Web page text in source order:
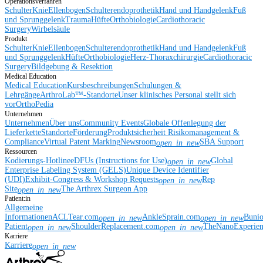
Operationsverfahren
SchulterKnieEllenbogenSchulterendoprothetikHand und HandgelenkFuß
und SprunggelenkTraumaHüfteOrthobiologieCardiothoracic
SurgeryWirbelsäule
Produkt
SchulterKnieEllenbogenSchulterendoprothetikHand und HandgelenkFuß
und SprunggelenkHüfteOrthobiologieHerz-ThoraxchirurgieCardiothoracic
SurgeryBildgebung & Resektion
Medical Education
Medical EducationKursbeschreibungenSchulungen &
LehrgängeArthroLab™-StandorteUnser klinisches Personal stellt sich
vorOrthoPedia
Unternehmen
UnternehmenÜber unsCommunity EventsGlobale Offenlegung der
LieferketteStandorteFörderungProduktsicherheit Risikomanagement &
ComplianceVirtual Patent MarkingNewsroomopen_in_newSBA Support
Ressourcen
Kodierungs-HotlineeDFUs (Instructions for Use)open_in_newGlobal
Enterprise Labeling System (GELS)Unique Device Identifier
(UDI)Exhibit-Congress & Workshop Requestsopen_in_newRep
Siteopen_in_newThe Arthrex Surgeon App
Patient:in
Allgemeine
InformationenACLTear.comopen_in_newAnkleSprain.comopen_in_new
Patientopen_in_newShoulderReplacement.comopen_in_new
Karriere
Karriereopen_in_new